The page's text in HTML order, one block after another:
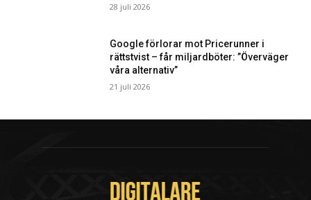
28 juli 2026
Google förlorar mot Pricerunner i
rättstvist – får miljardböter: ”Överväger
våra alternativ”
21 juli 2026